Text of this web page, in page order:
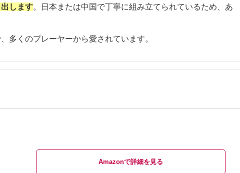
します。日本または中国で丁寧に組み立てられているため、あ
多くのプレーヤーから愛されています。
Amazon